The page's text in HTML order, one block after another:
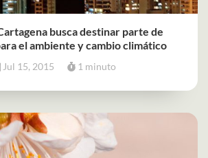
busca destinar parte de
el ambiente y cambio climático
Jul 15, 2015 1 minuto